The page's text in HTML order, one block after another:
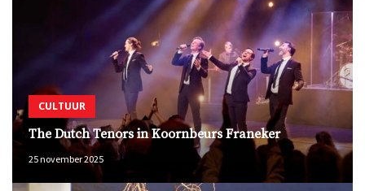
CULTUUR
The Dutch Tenors in Koornbeurs Franeker
25 november 2025